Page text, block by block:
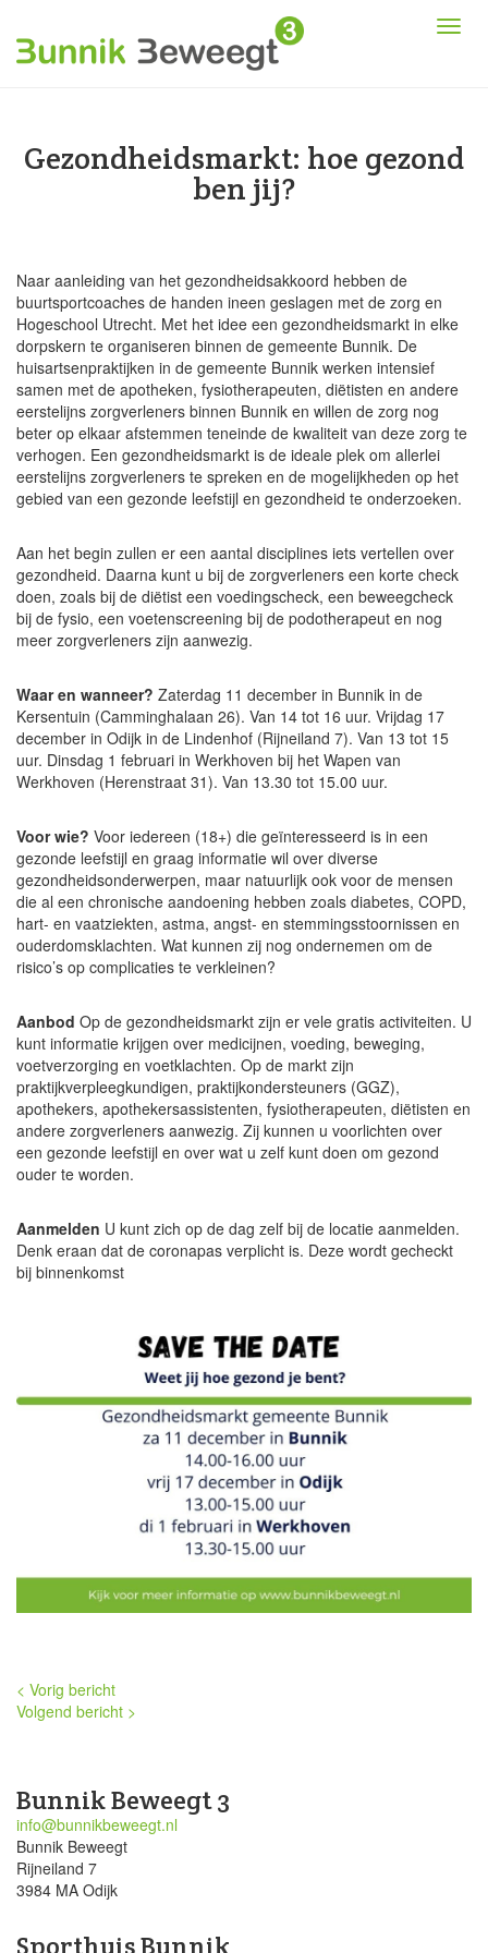
Gezondheidsmarkt: hoe gezond
ben jij?
Naar aanleiding van het gezondheidsakkoord hebben de
buurtsportcoaches de handen ineen geslagen met de zorg en
Hogeschool Utrecht. Met het idee een gezondheidsmarkt in elke
dorpskern te organiseren binnen de gemeente Bunnik. De
huisartsenpraktijken in de gemeente Bunnik werken intensief
samen met de apotheken, fysiotherapeuten, diëtisten en andere
eerstelijns zorgverleners binnen Bunnik en willen de zorg nog
beter op elkaar afstemmen teneinde de kwaliteit van deze zorg te
verhogen. Een gezondheidsmarkt is de ideale plek om allerlei
eerstelijns zorgverleners te spreken en de mogelijkheden op het
gebied van een gezonde leefstijl en gezondheid te onderzoeken.
Aan het begin zullen er een aantal disciplines iets vertellen over
gezondheid. Daarna kunt u bij de zorgverleners een korte check
doen, zoals bij de diëtist een voedingscheck, een beweegcheck
bij de fysio, een voetenscreening bij de podotherapeut en nog
meer zorgverleners zijn aanwezig.
Waar en wanneer? Zaterdag 11 december in Bunnik in de
Kersentuin (Camminghalaan 26). Van 14 tot 16 uur. Vrijdag 17
december in Odijk in de Lindenhof (Rijneiland 7). Van 13 tot 15
uur. Dinsdag 1 februari in Werkhoven bij het Wapen van
Werkhoven (Herenstraat 31). Van 13.30 tot 15.00 uur.
Voor wie? Voor iedereen (18+) die geïnteresseerd is in een
gezonde leefstijl en graag informatie wil over diverse
gezondheidsonderwerpen, maar natuurlijk ook voor de mensen
die al een chronische aandoening hebben zoals diabetes, COPD,
hart- en vaatziekten, astma, angst- en stemmingsstoornissen en
ouderdomsklachten. Wat kunnen zij nog ondernemen om de
risico’s op complicaties te verkleinen?
Aanbod Op de gezondheidsmarkt zijn er vele gratis activiteiten. U
kunt informatie krijgen over medicijnen, voeding, beweging,
voetverzorging en voetklachten. Op de markt zijn
praktijkverpleegkundigen, praktijkondersteuners (GGZ),
apothekers, apothekersassistenten, fysiotherapeuten, diëtisten en
andere zorgverleners aanwezig. Zij kunnen u voorlichten over
een gezonde leefstijl en over wat u zelf kunt doen om gezond
ouder te worden.
Aanmelden U kunt zich op de dag zelf bij de locatie aanmelden.
Denk eraan dat de coronapas verplicht is. Deze wordt gecheckt
bij binnenkomst
< Vorig bericht
Volgend bericht >
Bunnik Beweegt 3
info@bunnikbeweegt.nl
Bunnik Beweegt
Rijneiland 7
3984 MA Odijk
Sporthuis Bunnik